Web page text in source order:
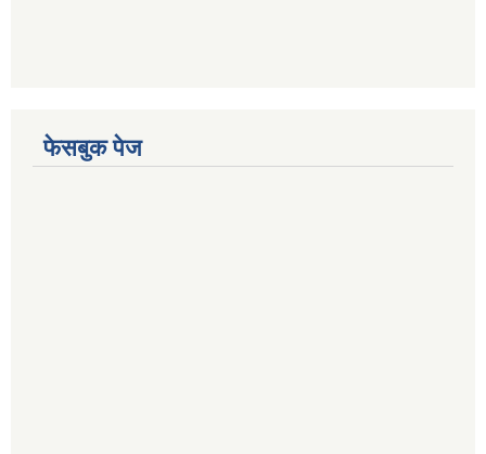
फेसबुक पेज